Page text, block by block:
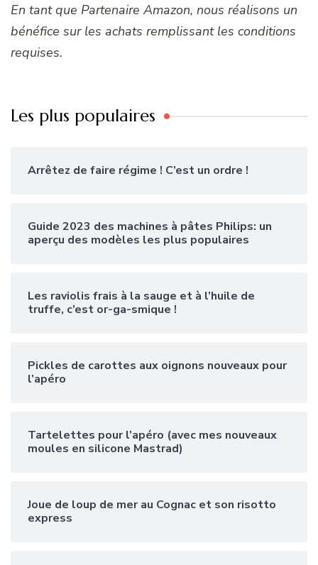
En tant que Partenaire Amazon, nous réalisons un
bénéfice sur les achats remplissant les conditions
requises.
Les plus populaires
Arrêtez de faire régime ! C’est un ordre !
Guide 2023 des machines à pâtes Philips: un
aperçu des modèles les plus populaires
Les raviolis frais à la sauge et à l’huile de
truffe, c’est or-ga-smique !
Pickles de carottes aux oignons nouveaux pour
l’apéro
Tartelettes pour l’apéro (avec mes nouveaux
moules en silicone Mastrad)
Joue de loup de mer au Cognac et son risotto
express